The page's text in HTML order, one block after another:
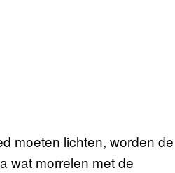
moeten lichten, worden de
wat morrelen met de